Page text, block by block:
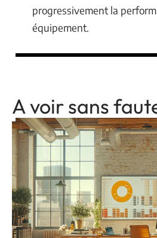
progressivement la
équipement.
A voir sans